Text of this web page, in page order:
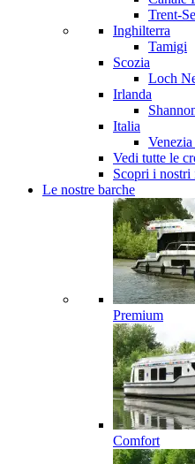
Trent-
Inghilterra
Tamigi
Scozia
Loch
Irlanda
Italia
Vedi tutte le
Scopri i nostri
Le nostre barche
Premium
Comfort